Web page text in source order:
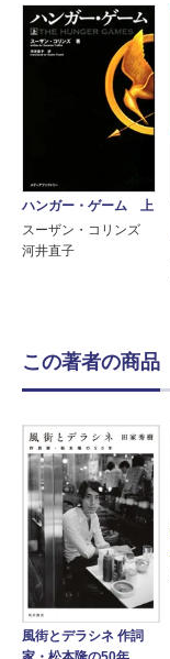
ハンガー・ゲーム 上
スーザン・コリンズ
河井直子
この著者の商品
風街とデラシネ 作詞